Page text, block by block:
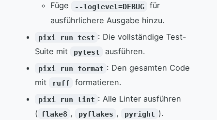
Füge
--loglevel=DEBUG
für
ausführlichere Ausgabe hinzu.
pixi run test : Die vollständige Test-
Suite mit
pytest ausführen.
pixi run format : Den gesamten Code
mit
ruff formatieren.
pixi run lint : Alle Linter ausführen
( flake8 , pyflakes , pyright ).